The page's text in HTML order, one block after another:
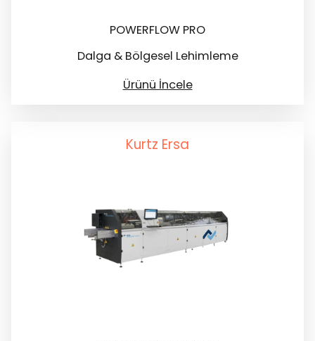
POWERFLOW PRO
Dalga & Bölgesel Lehimleme
Ürünü İncele
Kurtz Ersa